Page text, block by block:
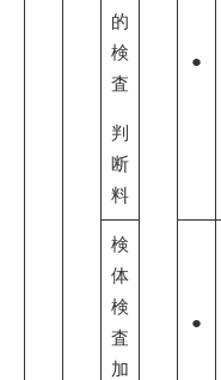
的
検
査
判
断
料
●
検
体
検
査
加
●